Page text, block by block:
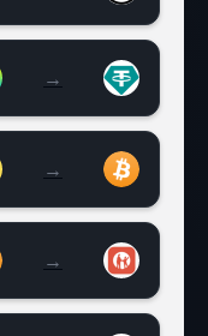
MasterCard
→
RUB на Tether
(LTC)
→
(Tinkoff)
баты (ТНВ)
→
(BTC) на